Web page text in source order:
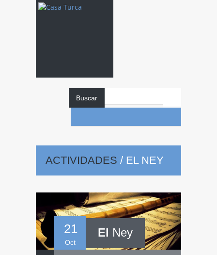
Buscar
ACTIVIDADES / EL NEY
21
Oct
El Ney